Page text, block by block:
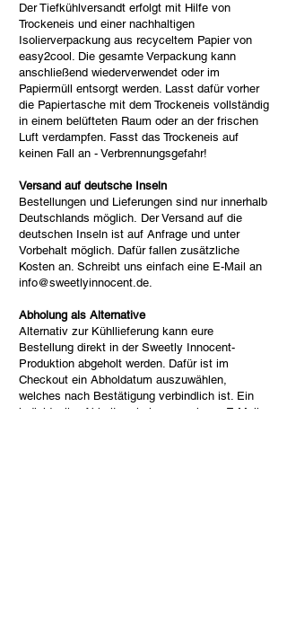
Der Tiefkühlversandt erfolgt mit Hilfe von
Trockeneis und einer nachhaltigen
Isolierverpackung aus recyceltem Papier von
easy2cool. Die gesamte Verpackung kann
anschließend wiederverwendet oder im
Papiermüll entsorgt werden. Lasst dafür vorher
die Papiertasche mit dem Trockeneis vollständig
in einem belüfteten Raum oder an der frischen
Luft verdampfen. Fasst das Trockeneis auf
keinen Fall an - Verbrennungsgefahr!
Versand auf deutsche Inseln
Bestellungen und Lieferungen sind nur innerhalb
Deutschlands möglich. Der Versand auf die
deutschen Inseln ist auf Anfrage und unter
Vorbehalt möglich. Dafür fallen zusätzliche
Kosten an. Schreibt uns einfach eine E-Mail an
info@sweetlyinnocent.de.
Abholung als Alternative
Alternativ zur Kühllieferung kann eure
Bestellung direkt in der Sweetly Innocent-
Produktion abgeholt werden. Dafür ist im
Checkout ein Abholdatum auszuwählen,
welches nach Bestätigung verbindlich ist. Ein
individueller Abholtermin kann auch per E-Mail